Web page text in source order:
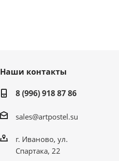
Наши контакты
8 (996) 918 87 86
sales@artpostel.su
г. Иваново, ул.
Спартака, 22